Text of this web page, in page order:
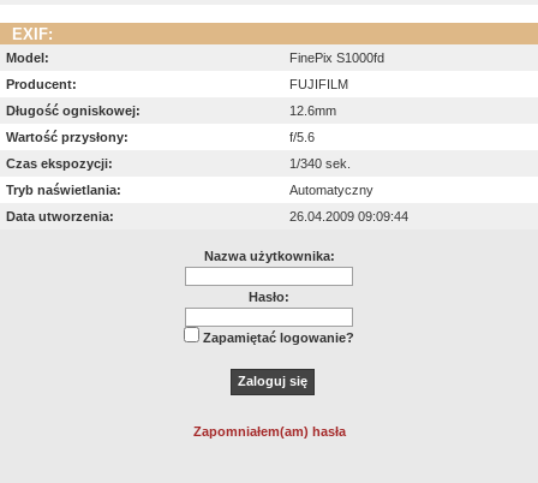
EXIF:
Model:
FinePix S1000fd
Producent:
FUJIFILM
Długość ogniskowej:
12.6mm
Wartość przysłony:
f/5.6
Czas ekspozycji:
1/340 sek.
Tryb naświetlania:
Automatyczny
Data utworzenia:
26.04.2009 09:09:44
Nazwa użytkownika:
Hasło:
Zapamiętać logowanie?
Zapomniałem(am) hasła